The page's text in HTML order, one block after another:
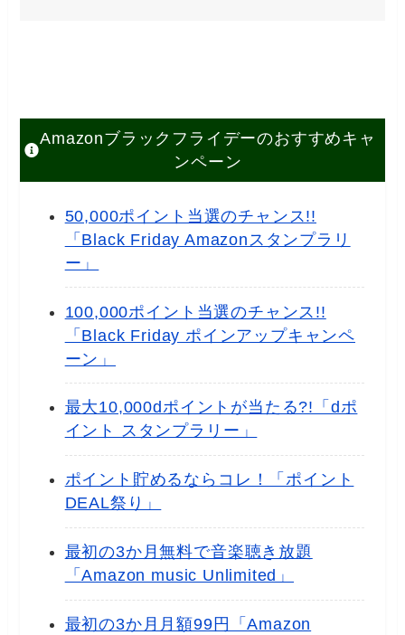
Amazonブラックフライデーのおすすめキャ
ンペーン
50,000ポイント当選のチャンス!!
「Black Friday Amazonスタンプラリ
ー」
100,000ポイント当選のチャンス!!
「Black Friday ポインアップキャンペ
ーン」
最大10,000dポイントが当たる?!「dポ
イント スタンプラリー」
ポイント貯めるならコレ！「ポイント
DEAL祭り」
最初の3か月無料で音楽聴き放題
「Amazon music Unlimited」
最初の3か月月額99円「Amazon